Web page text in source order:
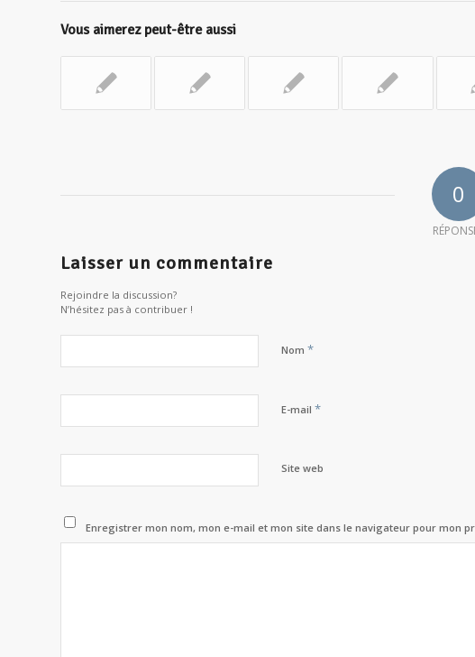
Vous aimerez peut-être aussi
0
Laisser un commentaire
Rejoindre la discussion?
N’hésitez pas à contribuer !
Nom *
E-mail *
Site web
Enregistrer mon nom, mon e-mail et mon site dans le navigateur pour mon